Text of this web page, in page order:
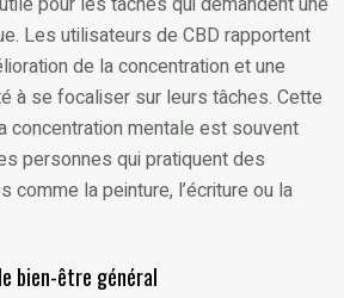
Les utilisateurs de CBD rapportent
de la concentration et une
à se focaliser sur leurs tâches. Cette
concentration mentale est souvent
personnes qui pratiquent des
comme la peinture, l’écriture ou la
bien-être général